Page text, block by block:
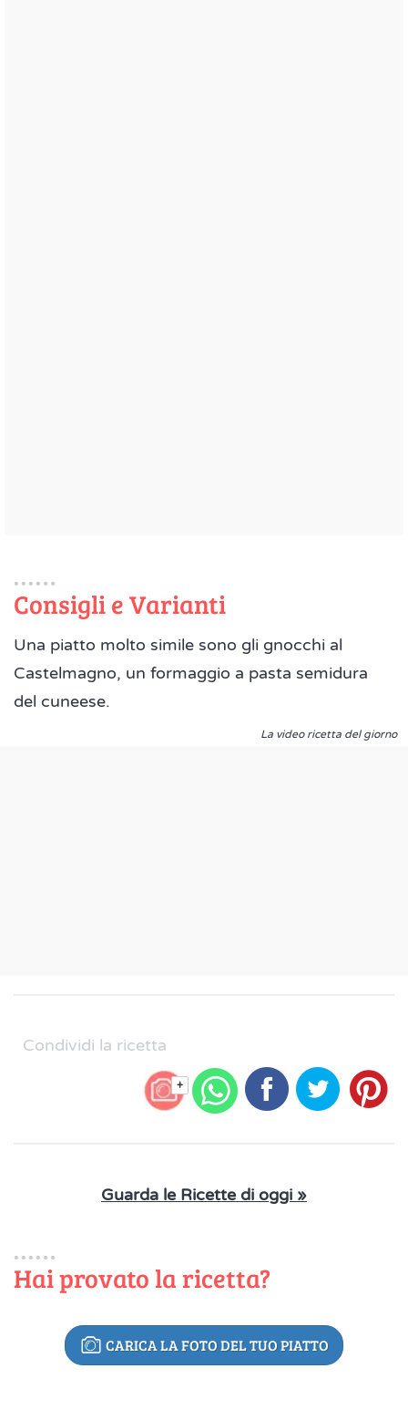
Consigli e Varianti
Una piatto molto simile sono gli gnocchi al
Castelmagno, un formaggio a pasta semidura
del cuneese.
La video ricetta del giorno
Condividi la ricetta
+
Guarda le Ricette di oggi »
Hai provato la ricetta?
CARICA LA FOTO DEL TUO PIATTO